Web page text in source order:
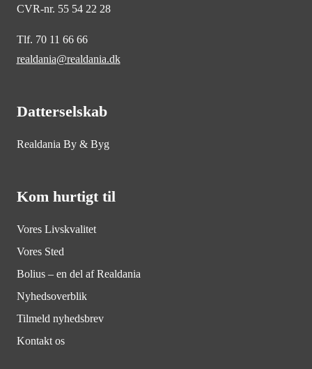
CVR-nr. 55 54 22 28
Tlf. 70 11 66 66
realdania@realdania.dk
Datterselskab
Realdania By & Byg
Kom hurtigt til
Vores Livskvalitet
Vores Sted
Bolius – en del af Realdania
Nyhedsoverblik
Tilmeld nyhedsbrev
Kontakt os